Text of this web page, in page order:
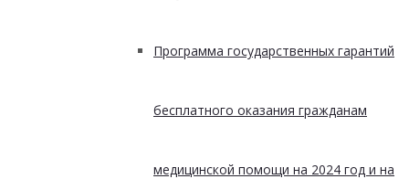
Программа государственных гарантий
бесплатного оказания гражданам
медицинской помощи на 2024 год и на